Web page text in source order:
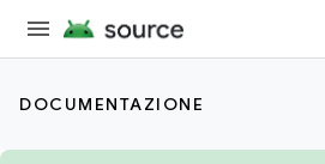
DOCUMENTAZIONE